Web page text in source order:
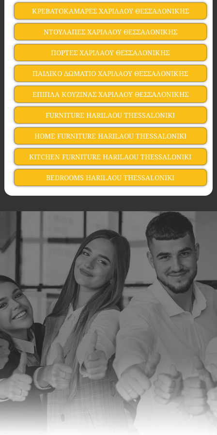
ΚΡΕΒΑΤΟΚΑΜΑΡΕΣ ΧΑΡΙΛΑΟΥ ΘΕΣΣΑΛΟΝΙΚΗΣ
ΝΤΟΥΛΑΠΕΣ ΧΑΡΙΛΑΟΥ ΘΕΣΣΑΛΟΝΙΚΗΣ
ΠΟΡΤΕΣ ΧΑΡΙΛΑΟΥ ΘΕΣΣΑΛΟΝΙΚΗΣ
ΠΑΙΔΙΚΟ ΔΩΜΑΤΙΟ ΧΑΡΙΛΑΟΥ ΘΕΣΣΑΛΟΝΙΚΗΣ
ΕΠΙΠΛΑ ΚΟΥΖΙΝΑΣ ΧΑΡΙΛΑΟΥ ΘΕΣΣΑΛΟΝΙΚΗΣ
FURNITURE HARILAOU THESSALONIKI
HOME FURNITURE HARILAOU THESSALONIKI
KITCHEN FURNITURE HARILAOU THESSALONIKI
BEDROOMS HARILAOU THESSALONIKI